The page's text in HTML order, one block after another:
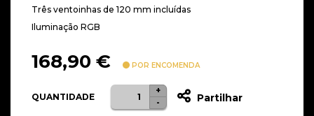
Três ventoinhas de 120 mm incluídas
Iluminação RGB
168,90 € POR ENCOMENDA
QUANTIDADE
Quantidade
de
-
+
Partilhar